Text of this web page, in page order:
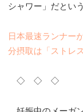
シャワー」だという
日本最速ランナー
分摂取は「ストレ
◇ ◇ ◇